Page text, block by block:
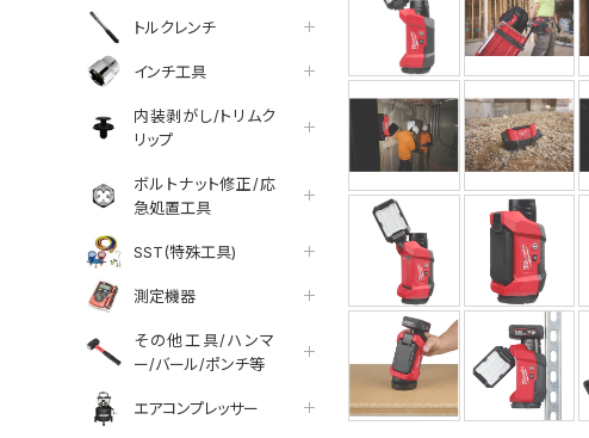
トルクレンチ
インチ工具
内装剥がし/トリムク
リップ
ボルトナット修正/応
急処置工具
SST(特殊工具)
測定機器
その他工具/ハンマ
ー/バール/ポンチ等
エアコンプレッサー
トについて